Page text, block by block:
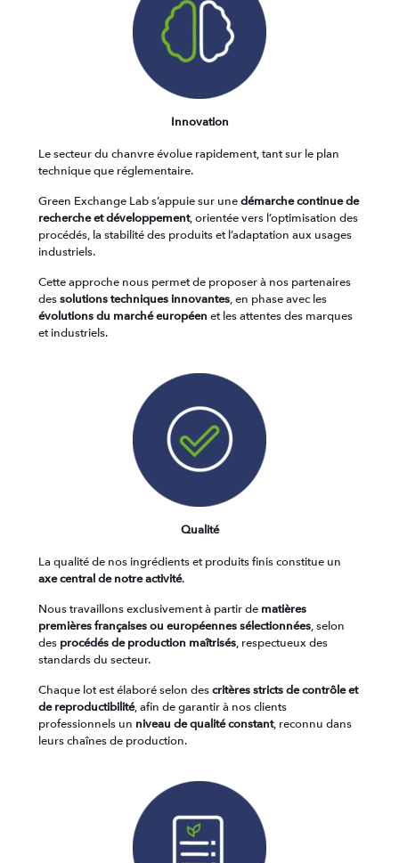
Innovation
Le secteur du chanvre évolue rapidement, tant sur le plan
technique que réglementaire.
Green Exchange Lab s’appuie sur unedémarche continue de
recherche et développement, orientée vers l’optimisation des
procédés, la stabilité des produits et l’adaptation aux usages
industriels.
Cette approche nous permet de proposer à nos partenaires
dessolutions techniques innovantes, en phase avec les
évolutions du marché européen et les attentes des marques
et industriels.
Qualité
La qualité de nos ingrédients et produits finis constitue un
axe central de notre activité.
Nous travaillons exclusivement à partir de matières
premières françaises ou européennes sélectionnées, selon
des procédés de production maîtrisés, respectueux des
standards du secteur.
Chaque lot est élaboré selon descritères stricts de contrôle et
de reproductibilité, afin de garantir à nos clients
professionnels un niveau de qualité constant, reconnu dans
leurs chaînes de production.